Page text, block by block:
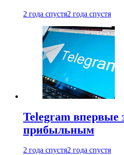
2 года спустя2 года спустя
Telegram впервые
прибыльным
2 года спустя2 года спустя